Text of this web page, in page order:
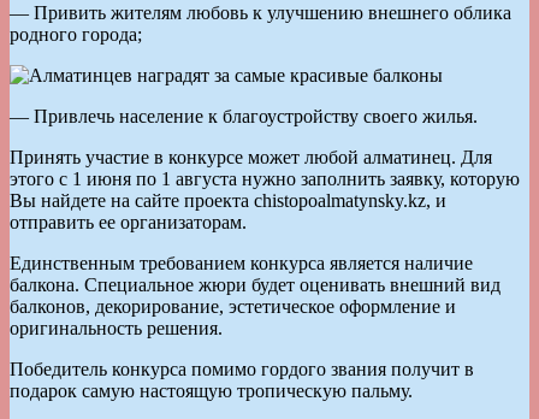
— Привить жителям любовь к улучшению внешнего облика
родного города;
— Привлечь население к благоустройству своего жилья.
Принять участие в конкурсе может любой алматинец. Для
этого с 1 июня по 1 августа нужно заполнить заявку, которую
Вы найдете на сайте проекта chistopoalmatynsky.kz, и
отправить ее организаторам.
Единственным требованием конкурса является наличие
балкона. Специальное жюри будет оценивать внешний вид
балконов, декорирование, эстетическое оформление и
оригинальность решения.
Победитель конкурса помимо гордого звания получит в
подарок самую настоящую тропическую пальму.